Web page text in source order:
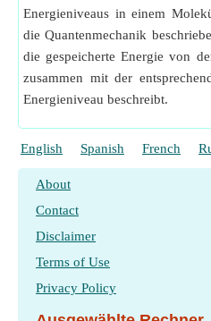
Energieniveaus in einem
die Quantenmechanik
die gespeicherte Energie von
zusammen mit der
Energieniveau beschreibt.
English Spanish French
About
Contact
Disclaimer
Terms of Use
Privacy Policy